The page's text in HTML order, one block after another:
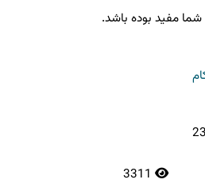
شما مفید بوده باشد.